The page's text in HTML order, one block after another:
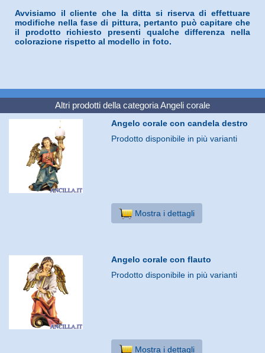
Avvisiamo il cliente che la ditta si riserva di effettuare
modifiche nella fase di pittura, pertanto può capitare che
il prodotto richiesto presenti qualche differenza nella
colorazione rispetto al modello in foto.
Altri prodotti della categoriaAngeli corale
Angelo corale con candela destro
Prodotto disponibile in più varianti
Mostra i dettagli
Angelo corale con flauto
Prodotto disponibile in più varianti
Mostra i dettagli